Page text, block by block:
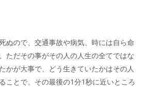
ぬので、交通事故や病気、時には自ら命
ただその事がその人の人生の全てではな
かが大事で、どう生きていたかはその人
ことで、その最後の1分1秒に近いところ